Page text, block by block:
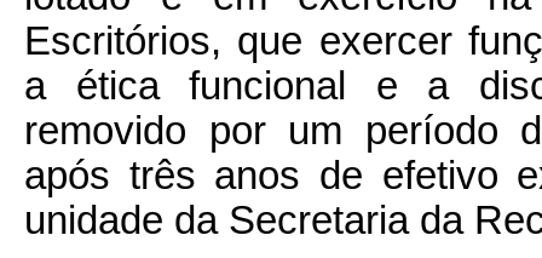
Escritórios, que exercer
a ética funcional e a
removido por um período
após três anos de efetivo
unidade da Secretaria da